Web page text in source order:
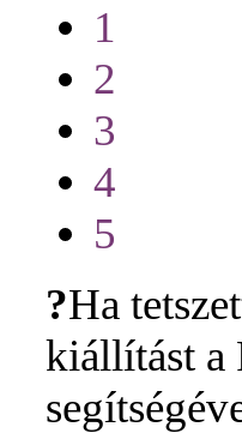
1
2
3
4
5
?Ha
kiállítást a